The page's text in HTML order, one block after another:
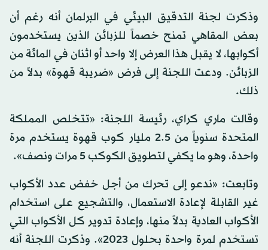
وذكرت لجنة التدقيق البيئي في البرلمان أنه رغم أن
بعض المقاهي تمنح خصماً للزبائن الذين يستخدمون
أكوابها، لا يقبل هذا العرض إلا واحد أو اثنان في المائة من
الزبائن. ودعت اللجنة إلى فرض «ضريبة قهوة» بدلاً من
ذلك.
وقالت ماري كراي، رئيسة اللجنة: «تتخلص المملكة
المتحدة سنوياً من 2.5 مليار كوب قهوة يستخدم مرة
واحدة، وهو ما يكفي لتطويق الكوكب 5 مرات ونصف».
وتابعت: «ندعو إلى تحرك من أجل خفض عدد الأكواب
غير القابلة لإعادة الاستعمال، والتشجيع على استخدام
الأكواب العادية بدلاً منها، وإعادة تدوير كل الأكواب التي
تستخدم لمرة واحدة بحلول 2023». وذكرت اللجنة أنه